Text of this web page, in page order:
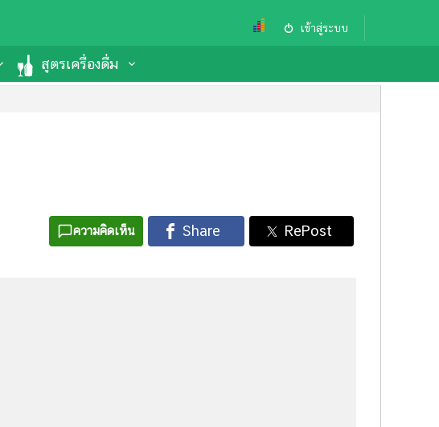
เข้าสู่ระบบ
สูตรเครื่องดื่ม
ความคิดเห็น